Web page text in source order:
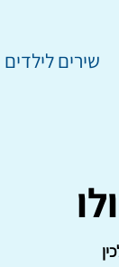
שירים לילדים